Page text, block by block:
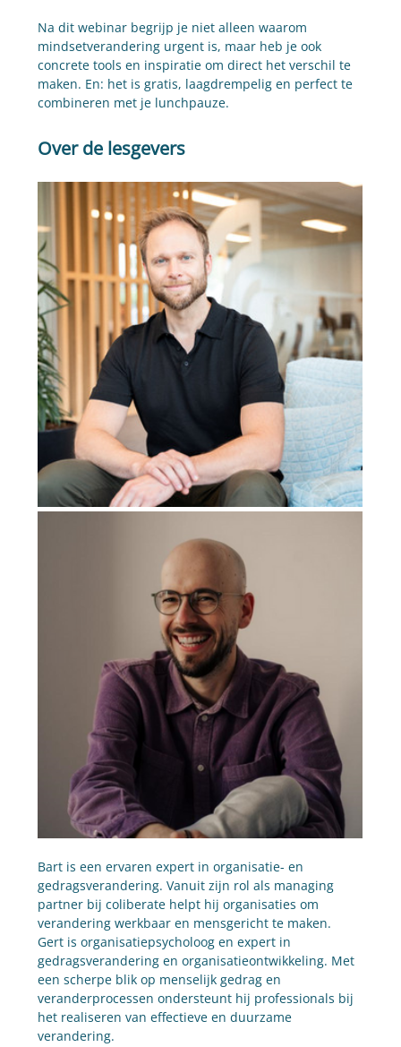
Na dit webinar begrijp je niet alleen waarom
mindsetverandering urgent is, maar heb je ook
concrete tools en inspiratie om direct het verschil te
maken. En: het is gratis, laagdrempelig en perfect te
combineren met je lunchpauze.
Over de lesgevers
Bart is een ervaren expert in organisatie- en
gedragsverandering. Vanuit zijn rol als managing
partner bij coliberate helpt hij organisaties om
verandering werkbaar en mensgericht te maken.
Gert is organisatiepsycholoog en expert in
gedragsverandering en organisatieontwikkeling. Met
een scherpe blik op menselijk gedrag en
veranderprocessen ondersteunt hij professionals bij
het realiseren van effectieve en duurzame
verandering.